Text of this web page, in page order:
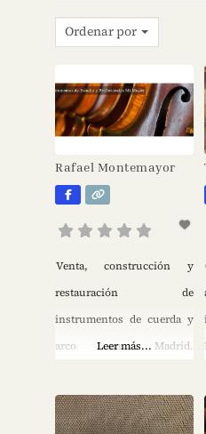
Ordenar por
Rafael Montemayor
Venta, construcción y
restauración de
instrumentos de cuerda y
arco en Madrid.
de instrumentos musicales
de arco: Construcción
Leer más...